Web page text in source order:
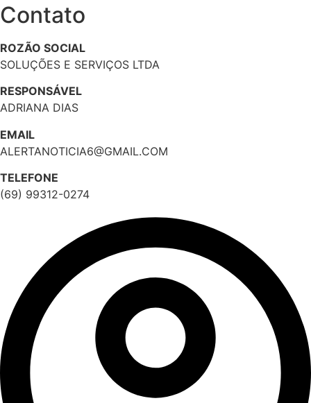
Contato
ROZÃO SOCIAL
SOLUÇÕES E SERVIÇOS LTDA
RESPONSÁVEL
ADRIANA DIAS
EMAIL
ALERTANOTICIA6@GMAIL.COM
TELEFONE
(69) 99312-0274